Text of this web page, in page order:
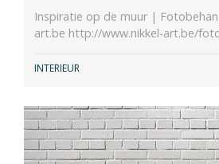
Inspiratie op de muur |
art.be http://www.nikkel-art.be/
INTERIEUR